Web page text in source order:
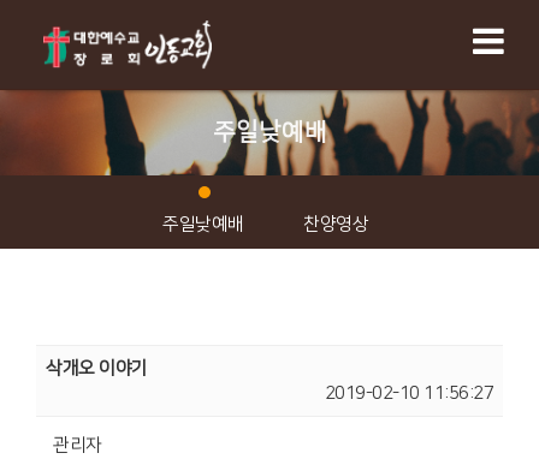
주일낮예배
주일낮예배 찬양영상
삭개오 이야기
2019-02-10 11:56:27
관리자